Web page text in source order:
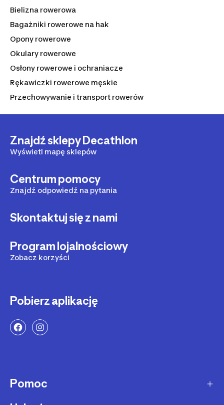
Bielizna rowerowa
Bagażniki rowerowe na hak
Opony rowerowe
Okulary rowerowe
Osłony rowerowe i ochraniacze
Rękawiczki rowerowe męskie
Przechowywanie i transport rowerów
Znajdź sklepy Decathlon
Wyświetl mapę sklepów
Centrum pomocy
Znajdź odpowiedź na pytania
Skontaktuj się z nami
Program lojalnościowy
Zobacz korzyści
Pobierz aplikację
Pomoc